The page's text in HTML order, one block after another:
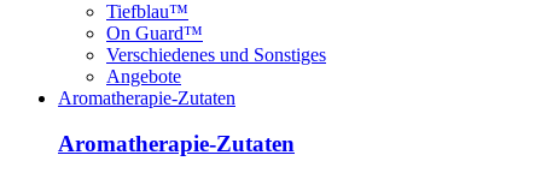
Tiefblau™
On Guard™
Verschiedenes und Sonstiges
Angebote
Aromatherapie-Zutaten
Aromatherapie-Zutaten